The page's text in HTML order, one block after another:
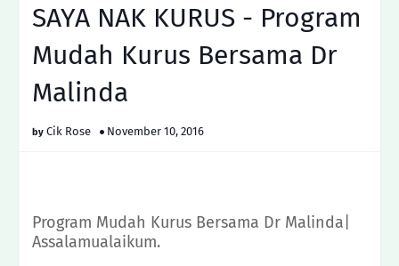
SAYA NAK KURUS - Program
Mudah Kurus Bersama Dr
Malinda
Cik Rose November 10, 2016
Program Mudah Kurus Bersama Dr Malinda|
Assalamualaikum.